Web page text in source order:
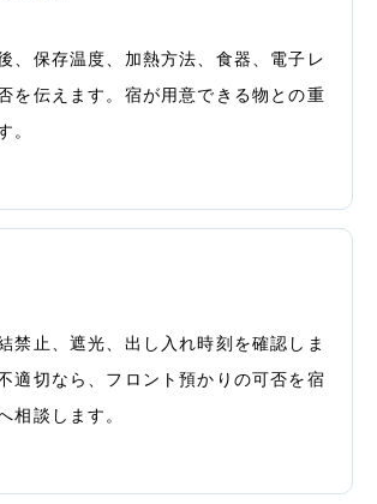
、保存温度、加熱方法、食器、電子レ
を伝えます。宿が用意できる物との重
。
禁止、遮光、出し入れ時刻を確認しま
適切なら、フロント預かりの可否を宿
相談します。